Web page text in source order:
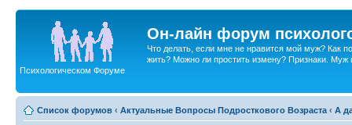
Он-лайн форум
Что делать, если мне не нравится мой муж? Как
жить? Можно ли простить измену? Признаки. Муж
Психологическом Форуме
Список форумов ‹ Актуальные Вопросы Подросткового Возраста ‹ А